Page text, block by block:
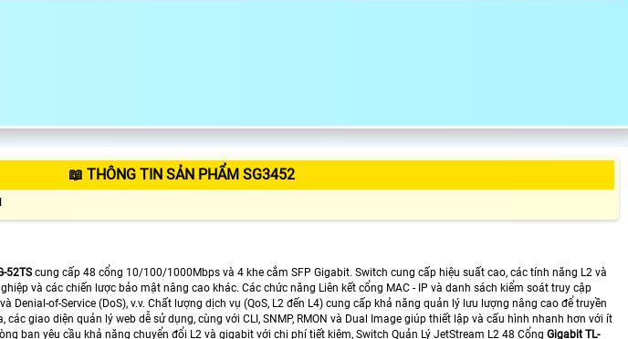
📖 THÔNG TIN SẢN PHẨM SG3452
52TScung cấp 48 cổng 10/100/1000Mbps và 4 khe cắm SFP Gigabit. Switch cung cấp hiệu suất cao, các tính năng L2 và
và các chiến lược bảo mật nâng cao khác. Các chức năng Liên kết cổng MAC - IP và danh sách kiểm soát truy cập
Denial-of-Service (DoS), v.v. Chất lượng dịch vụ (QoS, L2 đến L4) cung cấp khả năng quản lý lưu lượng nâng cao để truyền
giao diện quản lý web dễ sử dụng, cùng với CLI, SNMP, RMON và Dual Image giúp thiết lập và cấu hình nhanh hơn với ít
ban yêu cầu khả năng chuyển đổi L2 và gigabit với chi phí tiết kiệm, Switch Quản Lý JetStream L2 48 Cổng Gigabit TL-